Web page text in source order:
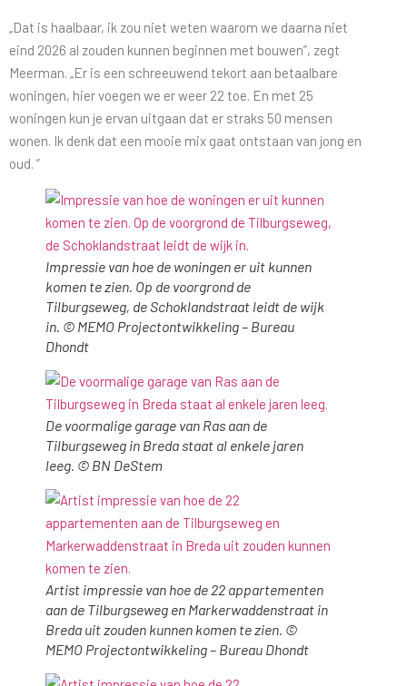
„Dat is haalbaar, ik zou niet weten waarom we daarna niet
eind 2026 al zouden kunnen beginnen met bouwen”, zegt
Meerman. „Er is een schreeuwend tekort aan betaalbare
woningen, hier voegen we er weer 22 toe. En met 25
woningen kun je ervan uitgaan dat er straks 50 mensen
wonen. Ik denk dat een mooie mix gaat ontstaan van jong en
oud. ”
Impressie van hoe de woningen er uit kunnen
komen te zien. Op de voorgrond de
Tilburgseweg, de Schoklandstraat leidt de wijk
in. © MEMO Projectontwikkeling – Bureau
Dhondt
De voormalige garage van Ras aan de
Tilburgseweg in Breda staat al enkele jaren
leeg. © BN DeStem
Artist impressie van hoe de 22 appartementen
aan de Tilburgseweg en Markerwaddenstraat in
Breda uit zouden kunnen komen te zien. ©
MEMO Projectontwikkeling – Bureau Dhondt